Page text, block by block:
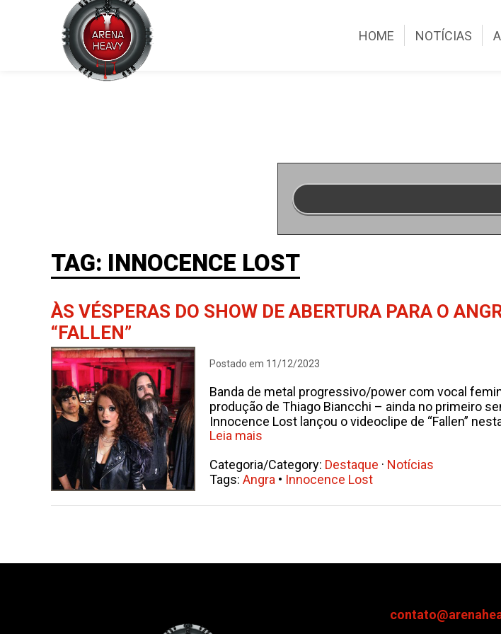
HOME NOTÍCIAS
TAG: INNOCENCE LOST
ÀS VÉSPERAS DO SHOW DE ABERTURA PARA O
“FALLEN”
Postado em 11/12/2023
Banda de metal progressivo/power com vocal
produção de Thiago Biancchi – ainda no primeiro
Innocence Lost lançou o videoclipe de “Fallen”
Leia mais
Categoria/Category: Destaque · Notícias
Tags: Angra • Innocence Lost